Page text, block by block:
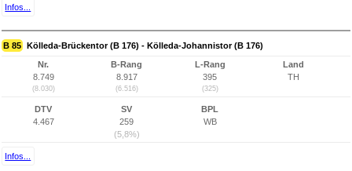
Infos...
B 85 Kölleda-Brückentor (B 176) - Kölleda-Johannistor (B 176)
Nr.
8.749
(8.030)
B-Rang
8.917
(6.516)
L-Rang
395
(325)
Land
TH
DTV
4.467
SV
259
(5,8%)
BPL
WB
Infos...